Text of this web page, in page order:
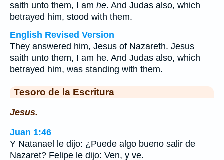
saith unto them, I am he. And Judas also, which
betrayed him, stood with them.
English Revised Version
They answered him, Jesus of Nazareth. Jesus
saith unto them, I am he. And Judas also, which
betrayed him, was standing with them.
Tesoro de la Escritura
Jesus.
Juan 1:46
Y Natanael le dijo: ¿Puede algo bueno salir de
Nazaret? Felipe le dijo: Ven, y ve.